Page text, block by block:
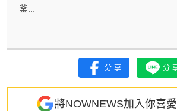
釜...
分享 分
將NOWNEWS加入你喜